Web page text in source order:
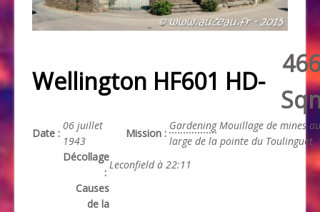
Wellington HF601 HD-
466
Date :
06 juillet
1943
Mission :
GardeningMouillage de mines au
large de la pointe du Toulinguet
Décollage
:
Leconfield à 22:11
Causes
de la